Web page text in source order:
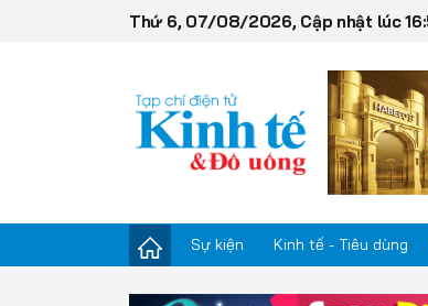
Thứ 6, 07/08/2026, Cập nhật lúc
Sự kiện Kinh tế - Tiêu dùng